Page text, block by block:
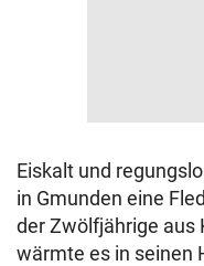
Eiskalt und
in Gmunden eine
der Zwölfjährige aus
wärmte es in seinen